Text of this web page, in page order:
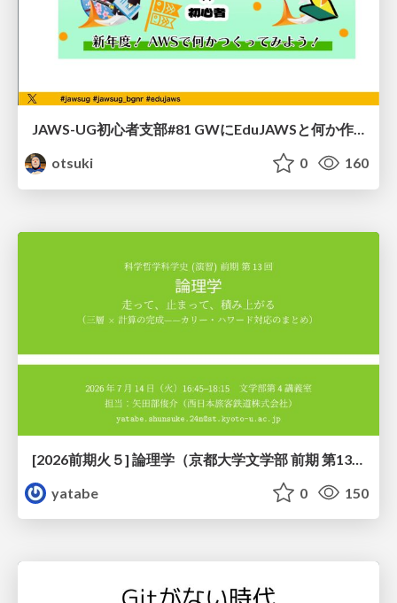
JAWS-UG初心者支部#81 GWにEduJAWSと何か作ろうもくもく会！
otsuki
0 160
yatabe
0 150